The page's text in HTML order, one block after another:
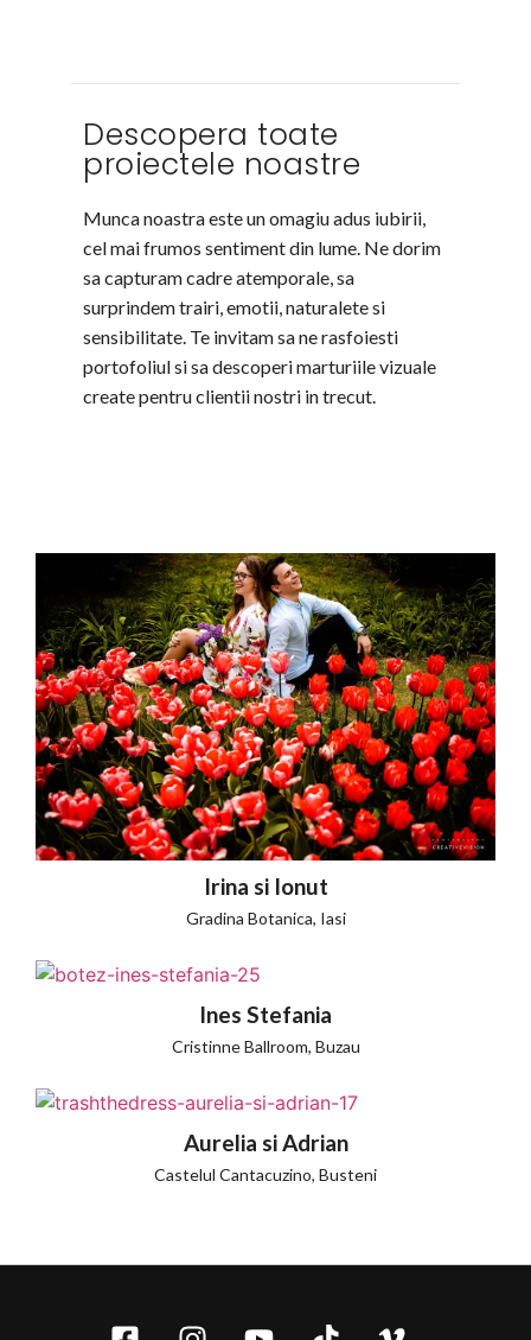
Descopera toate
proiectele noastre
Munca noastra este un omagiu adus iubirii,
cel mai frumos sentiment din lume. Ne dorim
sa capturam cadre atemporale, sa
surprindem trairi, emotii, naturalete si
sensibilitate. Te invitam sa ne rasfoiesti
portofoliul si sa descoperi marturiile vizuale
create pentru clientii nostri in trecut.
Irina si Ionut
Gradina Botanica, Iasi
Ines Stefania
Cristinne Ballroom, Buzau
Aurelia si Adrian
Castelul Cantacuzino, Busteni